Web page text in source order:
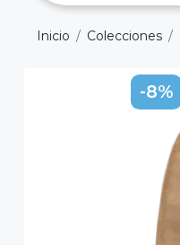
Inicio Colecciones
-8%